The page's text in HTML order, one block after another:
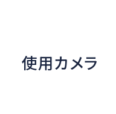
使用カメラ